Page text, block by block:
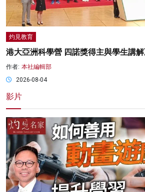
灼見教育
港大亞洲科學營 四諾獎得主與學生講
作者: 本社編輯部
2026-08-04
影片